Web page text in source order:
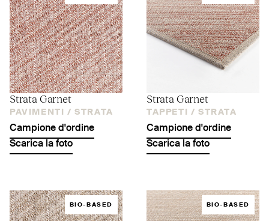
Strata Garnet
PAVIMENTI / STRATA
Campione d'ordine
Scarica la foto
Strata Garnet
TAPPETI / STRATA
Campione d'ordine
Scarica la foto
BIO-BASED BIO-BASED